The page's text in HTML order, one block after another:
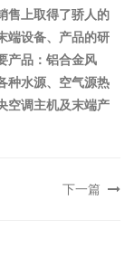
售上取得了骄人的
端设备、产品的研
产品：铝合金风
种水源、空气源热
空调主机及末端产
下一篇